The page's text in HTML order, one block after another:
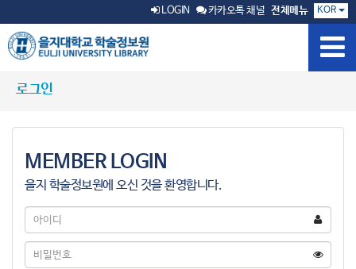
LOGIN 카카오톡 채널 전체메뉴 KOR
로그인
MEMBER LOGIN
을지 학술정보원에 오신 것을 환영합니다.
아
디
비